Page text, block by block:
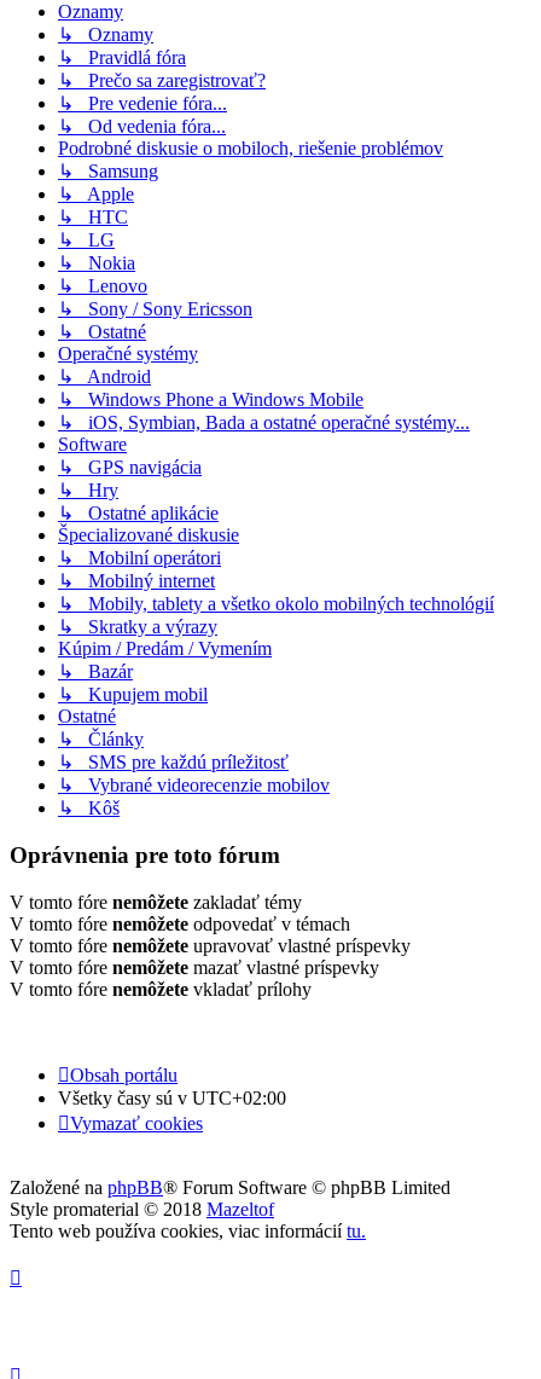
Oznamy
↳ Oznamy
↳ Pravidlá fóra
↳ Prečo sa zaregistrovať?
↳ Pre vedenie fóra...
↳ Od vedenia fóra...
Podrobné diskusie o mobiloch, riešenie problémov
↳ Samsung
↳ Apple
↳ HTC
↳ LG
↳ Nokia
↳ Lenovo
↳ Sony / Sony Ericsson
↳ Ostatné
Operačné systémy
↳ Android
↳ Windows Phone a Windows Mobile
↳ iOS, Symbian, Bada a ostatné operačné systémy...
Software
↳ GPS navigácia
↳ Hry
↳ Ostatné aplikácie
Špecializované diskusie
↳ Mobilní operátori
↳ Mobilný internet
↳ Mobily, tablety a všetko okolo mobilných technológií
↳ Skratky a výrazy
Kúpim / Predám / Vymením
↳ Bazár
↳ Kupujem mobil
Ostatné
↳ Články
↳ SMS pre každú príležitosť
↳ Vybrané videorecenzie mobilov
↳ Kôš
Oprávnenia pre toto fórum
V tomto fóre nemôžete zakladať témy
V tomto fóre nemôžete odpovedať v témach
V tomto fóre nemôžete upravovať vlastné príspevky
V tomto fóre nemôžete mazať vlastné príspevky
V tomto fóre nemôžete vkladať prílohy
Obsah portálu
Všetky časy sú v UTC+02:00
Vymazať cookies
Založené na phpBB® Forum Software © phpBB Limited
Style promaterial © 2018 Mazeltof
Tento web používa cookies, viac informáciítu.